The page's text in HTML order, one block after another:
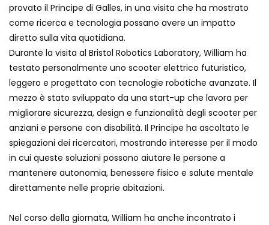
provato il Principe di Galles, in una visita che ha mostrato
come ricerca e tecnologia possano avere un impatto
diretto sulla vita quotidiana.
Durante la visita al Bristol Robotics Laboratory, William ha
testato personalmente uno scooter elettrico futuristico,
leggero e progettato con tecnologie robotiche avanzate. Il
mezzo è stato sviluppato da una start-up che lavora per
migliorare sicurezza, design e funzionalità degli scooter per
anziani e persone con disabilità. Il Principe ha ascoltato le
spiegazioni dei ricercatori, mostrando interesse per il modo
in cui queste soluzioni possono aiutare le persone a
mantenere autonomia, benessere fisico e salute mentale
direttamente nelle proprie abitazioni.
Nel corso della giornata, William ha anche incontrato i